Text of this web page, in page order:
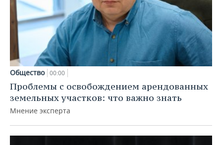
Общество 00:00
Проблемы с освобождением арендованных
земельных участков: что важно знать
Мнение эксперта